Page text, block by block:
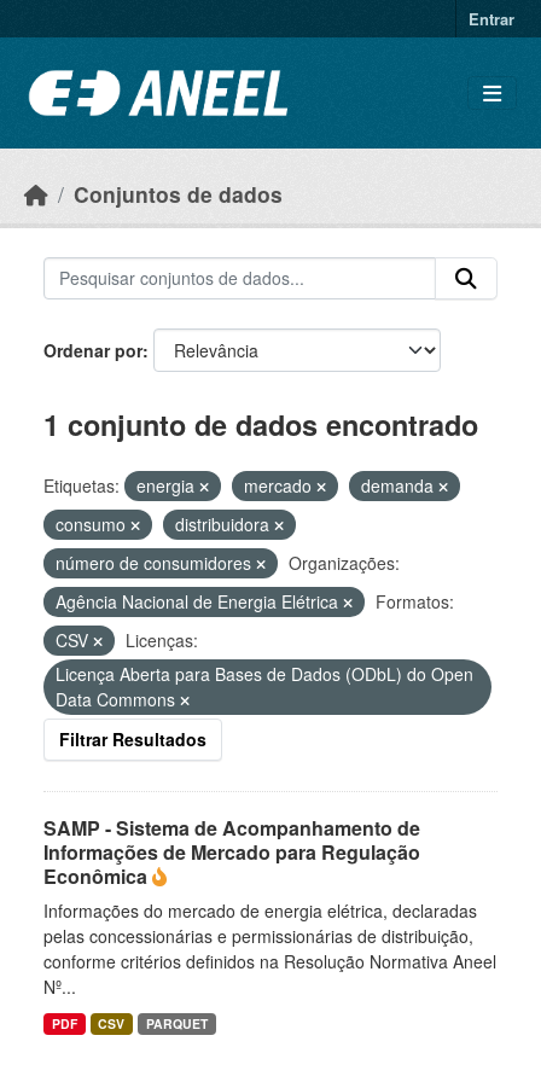
Entrar
Conjuntos de dados
Ordenar por
1 conjunto de dados encontrado
Etiquetas: energia mercado
demanda
consumo
distribuidora
número de consumidores
Organizações:
Agência Nacional de Energia Elétrica
Formatos:
CSV
Licenças:
Licença Aberta para Bases de Dados (ODbL) do Open
Data Commons
Filtrar Resultados
SAMP - Sistema de Acompanhamento de
Informações de Mercado para Regulação
Econômica
Informações do mercado de energia elétrica, declaradas
pelas concessionárias e permissionárias de distribuição,
conforme critérios definidos na Resolução Normativa Aneel
Nº...
PDF CSV PARQUET